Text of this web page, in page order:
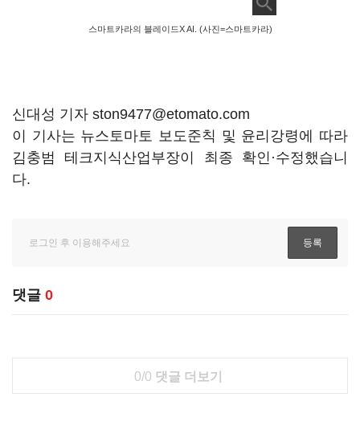
스마트카라의 블레이드X AI. (사진=스마트카라)
신대성 기자 ston9477@etomato.com
이 기사는 뉴스토마토 보도준칙 및 윤리강령에 따라
김충범 테크지식산업부장이 최종 확인·수정했습니
다.
댓글 0
0/0 댓글 더보기